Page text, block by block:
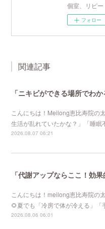
個室、リピー
フォロー
関連記事
こんにちは！Meilong恵比寿院の
生活が乱れていたかな？」「睡眠
2026.08.07 06:21
こんにちは！meilong恵比寿院の
🌻夏でも「冷房で体が冷える」
2026.08.06 06:01